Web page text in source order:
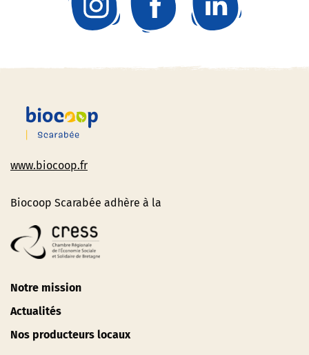
www.biocoop.fr
Biocoop Scarabée adhère à la
Notre mission
Actualités
Nos producteurs locaux